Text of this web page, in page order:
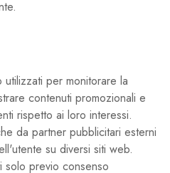
per monitorare la
contenuti promozionali e
rispetto ai loro interessi.
da partner pubblicitari esterni
su diversi siti web.
solo previo consenso